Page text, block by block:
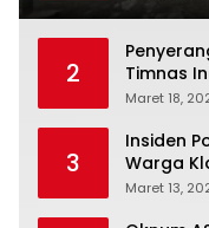
2
Timnas
Maret 18,
3
Insiden
Warga
yang
Maret 13,